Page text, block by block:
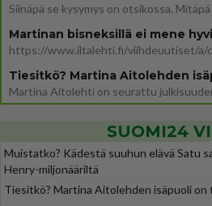
Martinan bisneksillä ei mene
SUOMI24
Muistatko? Kädestä suuhun elävä Satu
Henry-miljonääriltä
Tiesitkö? Martina Aitolehden isäpuoli on